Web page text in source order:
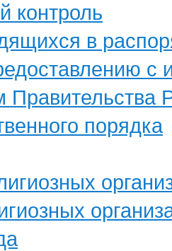
контроль
в
с
порядка